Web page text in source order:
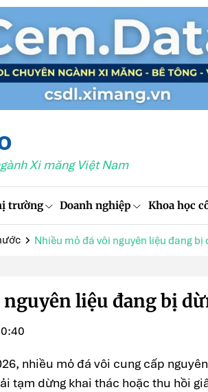
Xi măng Việt Nam
trường Doanh nghiệp Khoa học
Nhiều mỏ đá vôi nguyên liệu đang
nguyên liệu đang bị
nhiều mỏ đá vôi cung cấp
tạm dừng khai thác hoặc thu hồi